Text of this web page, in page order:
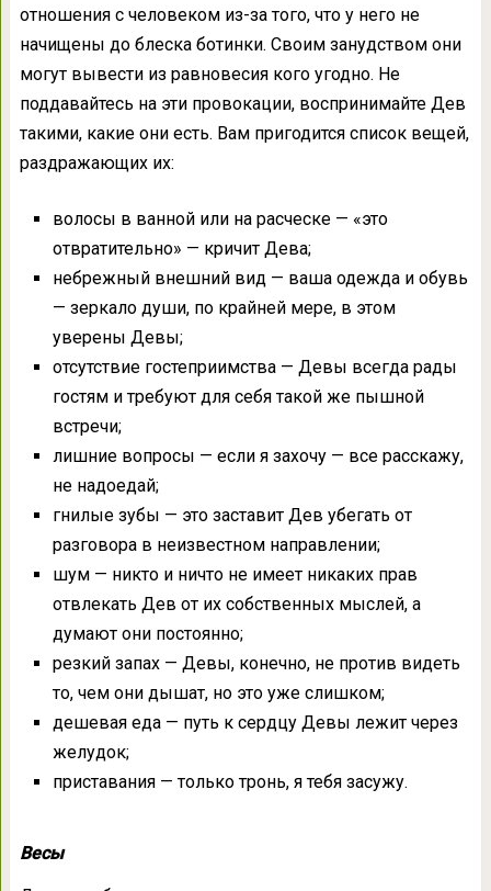
отношения с человеком из-за того, что у него не
начищены до блеска ботинки. Своим занудством они
могут вывести из равновесия кого угодно. Не
поддавайтесь на эти провокации, воспринимайте Дев
такими, какие они есть. Вам пригодится список вещей,
раздражающих их:
волосы в ванной или на расческе — «это
отвратительно» — кричит Дева;
небрежный внешний вид — ваша одежда и обувь
— зеркало души, по крайней мере, в этом
уверены Девы;
отсутствие гостеприимства — Девы всегда рады
гостям и требуют для себя такой же пышной
встречи;
лишние вопросы — если я захочу — все расскажу,
не надоедай;
гнилые зубы — это заставит Дев убегать от
разговора в неизвестном направлении;
шум — никто и ничто не имеет никаких прав
отвлекать Дев от их собственных мыслей, а
думают они постоянно;
резкий запах — Девы, конечно, не против видеть
то, чем они дышат, но это уже слишком;
дешевая еда — путь к сердцу Девы лежит через
желудок;
приставания — только тронь, я тебя засужу.
Весы